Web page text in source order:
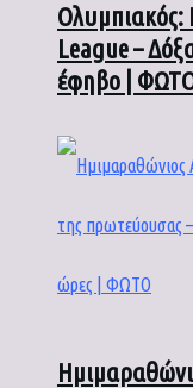
Ολυμπιακός:
League –
έφηβο |